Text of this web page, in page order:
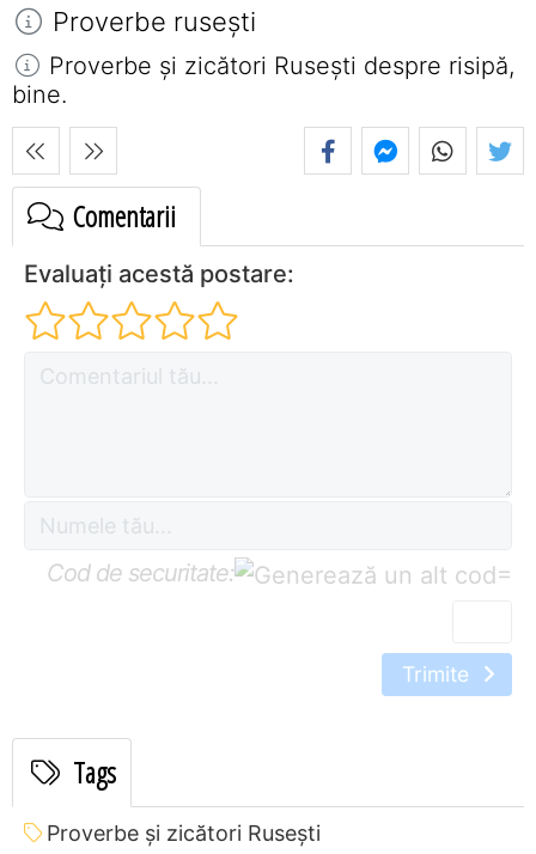
Proverbe ruseşti
Proverbe și zicători Ruseşti despre risipă,
bine.
Comentarii
Evaluați acestă postare:
Cod de securitate: =
Trimite
Tags
Proverbe și zicători Ruseşti